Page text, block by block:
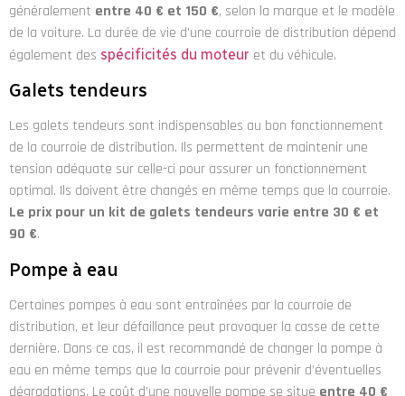
généralement entre 40 € et 150 €, selon la marque et le modèle
de la voiture. La durée de vie d’une courroie de distribution dépend
également des spécificités du moteur et du véhicule.
Galets tendeurs
Les galets tendeurs sont indispensables au bon fonctionnement
de la courroie de distribution. Ils permettent de maintenir une
tension adéquate sur celle-ci pour assurer un fonctionnement
optimal. Ils doivent être changés en même temps que la courroie.
Le prix pour un kit de galets tendeurs varie entre 30 € et
90 €.
Pompe à eau
Certaines pompes à eau sont entraînées par la courroie de
distribution, et leur défaillance peut provoquer la casse de cette
dernière. Dans ce cas, il est recommandé de changer la pompe à
eau en même temps que la courroie pour prévenir d’éventuelles
dégradations. Le coût d’une nouvelle pompe se situe entre 40 €